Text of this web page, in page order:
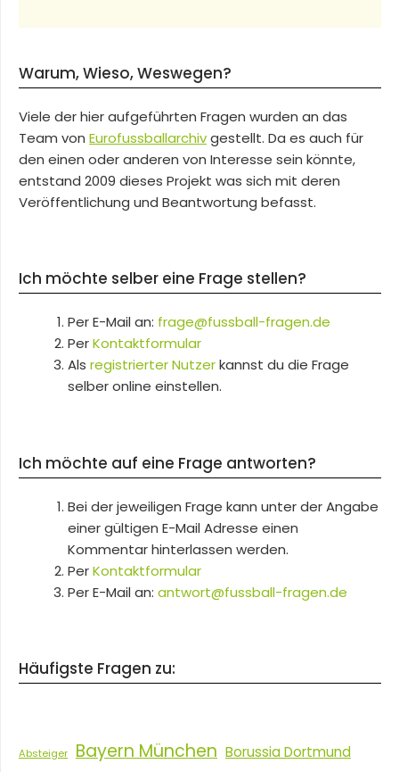
Warum, Wieso, Weswegen?
Viele der hier aufgeführten Fragen wurden an das
Team von Eurofussballarchivgestellt. Da es auch für
den einen oder anderen von Interesse sein könnte,
entstand 2009 dieses Projekt was sich mit deren
Veröffentlichung und Beantwortung befasst.
Ich möchte selber eine Frage stellen?
Per E-Mail an: frage@fussball-fragen.de
PerKontaktformular
Als registrierter Nutzerkannst du die Frage
selber online einstellen.
Ich möchte auf eine Frage antworten?
Bei der jeweiligen Frage kann unter der Angabe
einer gültigen E-Mail Adresse einen
Kommentar hinterlassen werden.
PerKontaktformular
Per E-Mail an: antwort@fussball-fragen.de
Häufigste Fragen zu:
Absteiger Bayern München Borussia Dortmund